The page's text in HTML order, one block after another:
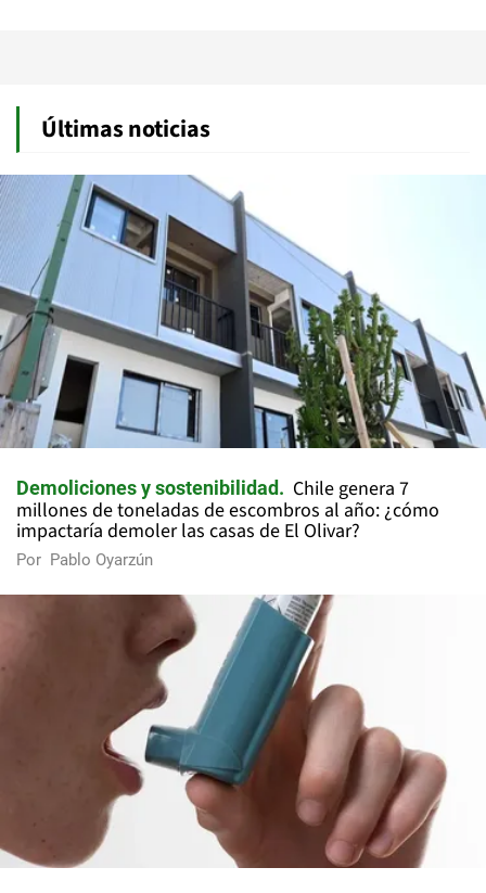
Últimas noticias
Demoliciones y sostenibilidad
Chile genera 7
millones de toneladas de escombros al año: ¿cómo
impactaría demoler las casas de El Olivar?
Por Pablo Oyarzún